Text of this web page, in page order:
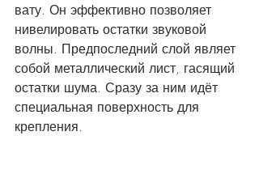
вату. Он эффективно позволяет
нивелировать остатки звуковой
волны. Предпоследний слой являет
собой металлический лист, гасящий
остатки шума. Сразу за ним идёт
специальная поверхность для
крепления.